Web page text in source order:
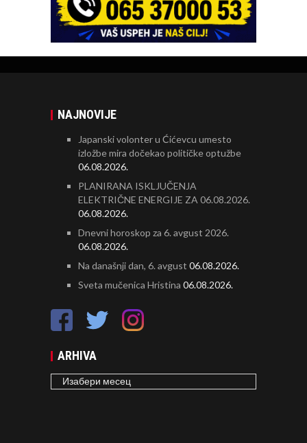
NAJNOVIJE
Japanski volonter u Ćićevcu umesto
izložbe mira dočekao političke optužbe
06.08.2026.
PLANIRANA ISKLJUČENJA
ELEKTRIČNE ENERGIJE ZA 06.08.2026.
06.08.2026.
Dnevni horoskop za 6. avgust 2026.
06.08.2026.
Na današnji dan, 6. avgust 06.08.2026.
Sveta mučenica Hristina 06.08.2026.
ARHIVA
ARHIVA